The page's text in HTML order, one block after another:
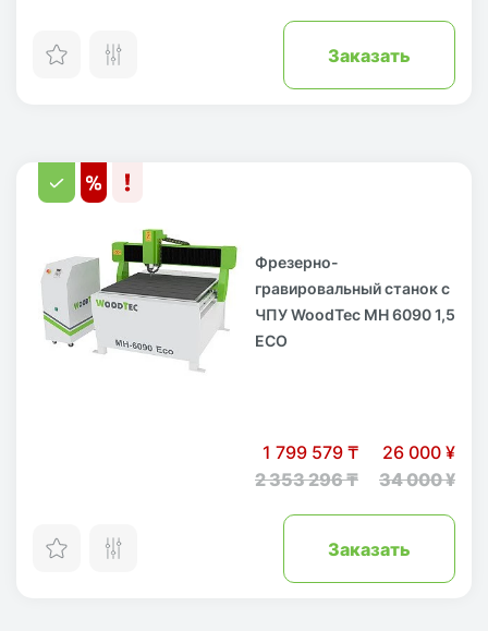
Заказать
Фрезерно-
гравировальный станок с
ЧПУ WoodTec MH 6090 1,5
ECO
1 799 579 ₸
2 353 296 ₸
26 000 ¥
34 000 ¥
Заказать